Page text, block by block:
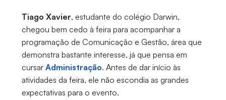
Tiago Xavier, estudante do colégio Darwin,
chegou bem cedo à feira para acompanhar a
programação de Comunicação e Gestão, área que
demonstra bastante interesse, já que pensa em
cursar Administração. Antes de dar início às
atividades da feira, ele não escondia as grandes
expectativas para o evento.